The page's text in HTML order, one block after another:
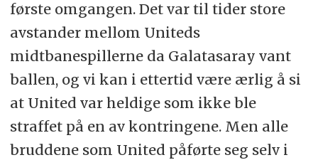
første omgangen. Det var til tider store
avstander mellom Uniteds
midtbanespillerne da Galatasaray vant
ballen, og vi kan i ettertid være ærlig å si
at United var heldige som ikke ble
straffet på en av kontringene. Men alle
bruddene som United påførte seg selv i